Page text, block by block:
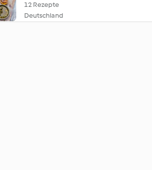
12 Rezepte
Deutschland